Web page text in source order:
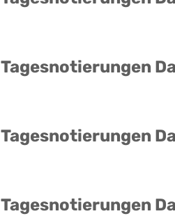
Tagesnotierungen
Tagesnotierungen
Tagesnotierungen